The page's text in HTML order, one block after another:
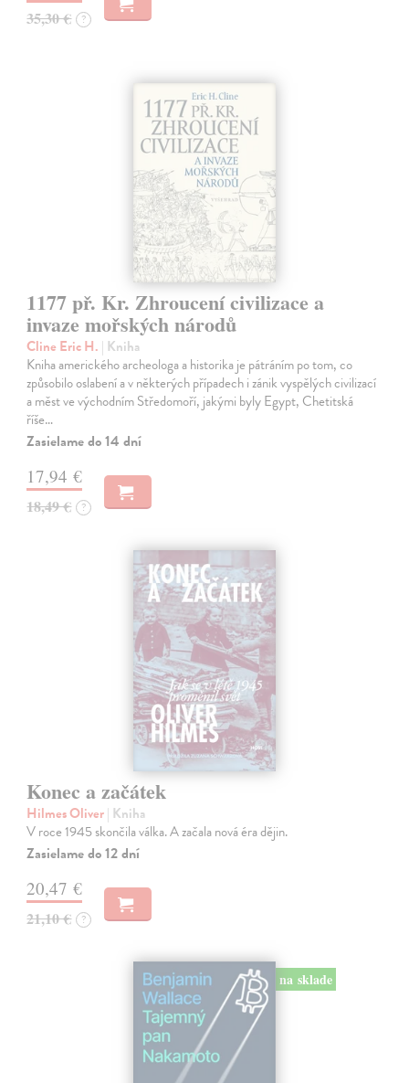
35,30 € ?
1177 př. Kr. Zhroucení civilizace a
invaze mořských národů
Cline Eric H. | Kniha
Kniha amerického archeologa a historika je pátráním po tom, co
způsobilo oslabení a v některých případech i zánik vyspělých civilizací
a měst ve východním Středomoří, jakými byly Egypt, Chetitská
říše…
Zasielame do 14 dní
17,94 €
18,49 € ?
Konec a začátek
Hilmes Oliver| Kniha
V roce 1945 skončila válka. A začala nová éra dějin.
Zasielame do 12 dní
20,47 €
21,10 € ?
na sklade